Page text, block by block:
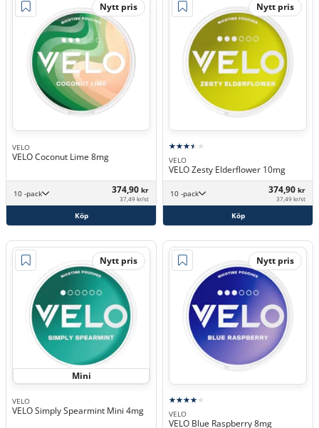
Nytt pris
VELO
VELO Coconut Lime 8mg
10 -pack 374,90 kr
37,49 kr/st
Köp
Nytt pris
VELO
VELO Zesty Elderflower 10mg
10 -pack 374,90 kr
37,49 kr/st
Köp
Nytt pris
Mini
VELO
VELO Simply Spearmint Mini 4mg
Nytt pris
VELO
VELO Blue Raspberry 8mg